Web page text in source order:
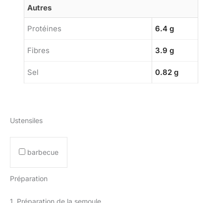
Autres
Protéines 6.4 g
Fibres 3.9 g
Sel 0.82 g
Ustensiles
barbecue
Préparation